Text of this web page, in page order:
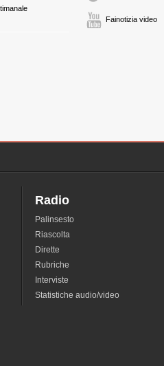
Fainotizia video
Radio
Palinsesto
Riascolta
Dirette
Rubriche
Interviste
Statistiche audio/video